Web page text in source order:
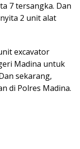
7 tersangka. Dan
2 unit alat
excavator
Madina untuk
sekarang,
di Polres Madina.